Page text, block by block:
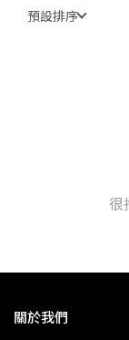
預設排序
很
關於我們